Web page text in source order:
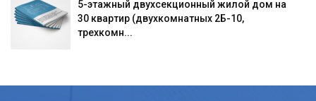
5-этажный двухсекционный жилой дом на
30 квартир (двухкомнатных 2Б-10,
трехкомн...